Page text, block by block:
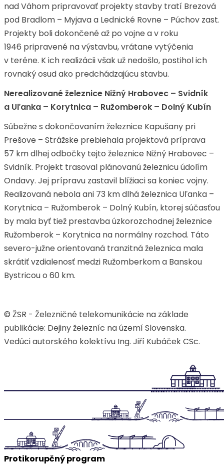
nad Váhom pripravovať projekty stavby tratí Brezová
pod Bradlom – Myjava a Lednické Rovne – Púchov zast.
Projekty boli dokončené až po vojne a v roku
1946 pripravené na výstavbu, vrátane vytýčenia
v teréne. K ich realizácii však už nedošlo, postihol ich
rovnaký osud ako predchádzajúcu stavbu.
Nerealizované železnice Nižný Hrabovec – Svidník
a Uľanka – Korytnica – Ružomberok – Dolný Kubín
Súbežne s dokončovaním železnice Kapušany pri
Prešove – Strážske prebiehala projektová príprava
57 km dlhej odbočky tejto železnice Nižný Hrabovec –
Svidník. Projekt trasoval plánovanú železnicu údolím
Ondavy. Jej prípravu zastavil blížiaci sa koniec vojny.
Realizovaná nebola ani 73 km dlhá železnica Uľanka –
Korytnica – Ružomberok – Dolný Kubín, ktorej súčasťou
by mala byť tiež prestavba úzkorozchodnej železnice
Ružomberok – Korytnica na normálny rozchod. Táto
severo-južne orientovaná tranzitná železnica mala
skrátiť vzdialenosť medzi Ružomberkom a Banskou
Bystricou o 60 km.
© ŽSR - Železničné telekomunikácie na základe
publikácie: Dejiny železníc na území Slovenska.
Vedúci autorského kolektívu Ing. Jiří Kubáček CSc.
Protikorupčný program